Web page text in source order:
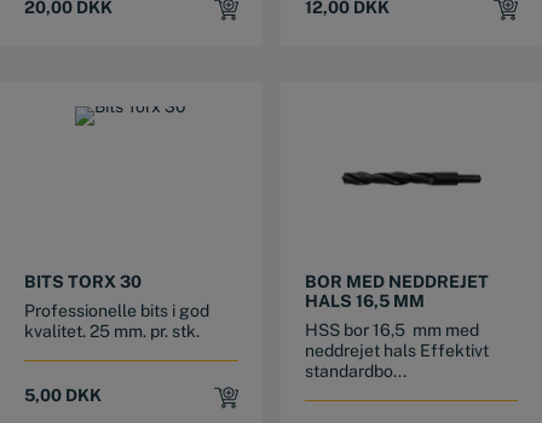
20,00 DKK 12,00 DKK
BITS TORX 30
Professionelle bits i god
kvalitet. 25 mm. pr. stk.
5,00 DKK
BOR MED NEDDREJET
HALS 16,5 MM
HSS bor 16,5 mm med
neddrejet hals Effektivt
standardbo...